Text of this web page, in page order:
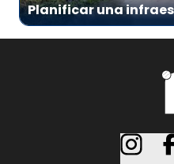
Planificar una